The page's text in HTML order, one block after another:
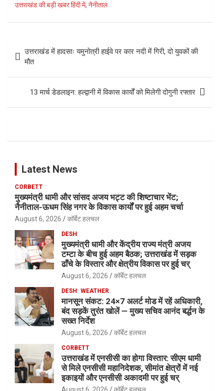
उत्तराखंड की बड़ी खबर हिंदी में, नैनीताल
navigation
उत्तराखंड में हादसाः यमुनोत्री हाईवे पर कार नदी में गिरी, दो युवकों की
मौत
13 मार्च डेडलाइन: हल्द्वानी में विकास कार्यों को मिलेगी दोगुनी रफ्तार
Latest News
CORBETT
मुख्यमंत्री धामी और सांसद अजय भट्ट की शिष्टाचार भेंट;
नैनीताल-ऊधम सिंह नगर के विकास कार्यों पर हुई अहम चर्चा
August 6, 2026 कॉर्बेट हलचल
DESH
मुख्यमंत्री धामी और केंद्रीय राज्य मंत्री अजय
टम्टा के बीच हुई अहम बैठक; उत्तराखंड में सड़क
ढाँचे के विस्तार और क्षेत्रीय विकास पर हुई चर्
August 6, 2026 कॉर्बेट हलचल
DESH WEATHER
मानसून संकट: 24×7 अलर्ट मोड में रहें अधिकारी,
बंद सड़कें तुरंत खोलें — मुख्य सचिव आनंद बर्द्धन के
सख्त निर्देश
August 6, 2026 कॉर्बेट हलचल
CORBETT
उत्तराखंड में एनसीसी का होगा विस्तार: सीएम धामी
से मिले एनसीसी महानिदेशक, सीमांत क्षेत्रों में नई
इकाइयों और एनसीसी अकादमी पर हुई चर्
August 6, 2026 कॉर्बेट हलचल